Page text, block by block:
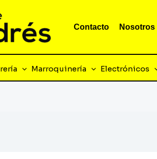
Contacto Nosotros
Marroquinería Electrónicos